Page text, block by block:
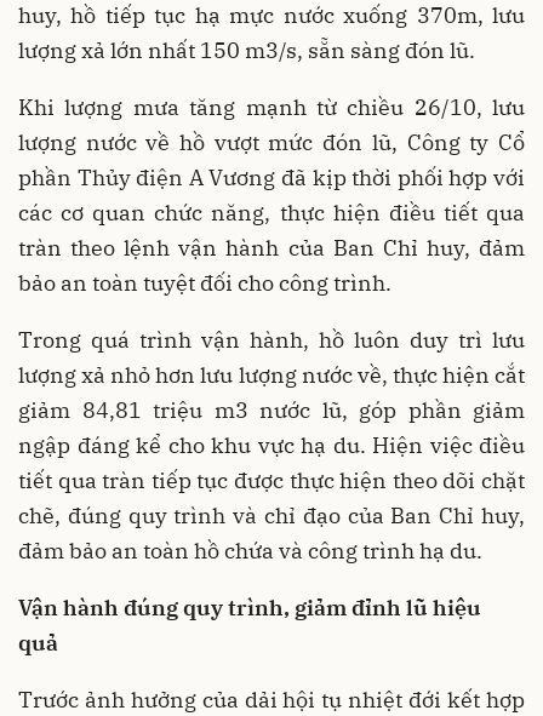
huy, hồ tiếp tục hạ mực nước xuống 370m, lưu
lượng xả lớn nhất 150 m3/s, sẵn sàng đón lũ.
Khi lượng mưa tăng mạnh từ chiều 26/10, lưu
lượng nước về hồ vượt mức đón lũ, Công ty Cổ
phần Thủy điện A Vương đã kịp thời phối hợp với
các cơ quan chức năng, thực hiện điều tiết qua
tràn theo lệnh vận hành của Ban Chỉ huy, đảm
bảo an toàn tuyệt đối cho công trình.
Trong quá trình vận hành, hồ luôn duy trì lưu
lượng xả nhỏ hơn lưu lượng nước về, thực hiệncắt
giảm 84,81 triệu m3 nước lũ, góp phần giảm
ngập đáng kể cho khu vực hạ du. Hiện việc điều
tiết qua tràn tiếp tục được thực hiện theo dõi chặt
chẽ, đúng quy trình và chỉ đạo của Ban Chỉ huy,
đảm bảo an toàn hồ chứa và công trình hạ du.
Vận hành đúng quy trình, giảm đỉnh lũ hiệu
quả
Trước ảnh hưởng của dải hội tụ nhiệt đới kết hợp